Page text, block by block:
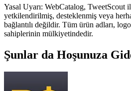
Yasal Uyarı: WebCatalog, TweetScout
yetkilendirilmiş, desteklenmiş veya
bağlantılı değildir. Tüm ürün adları,
sahiplerinin mülkiyetindedir.
Şunlar da Hoşunuza